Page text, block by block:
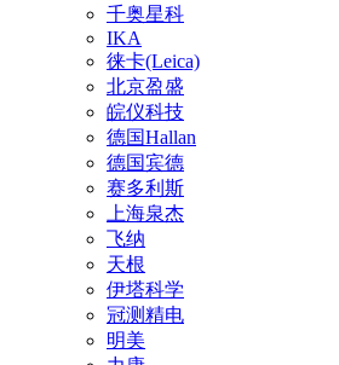
千奥星科
IKA
徕卡(Leica)
北京盈盛
皖仪科技
德国Hallan
德国宾德
赛多利斯
上海泉杰
飞纳
天根
伊塔科学
冠测精电
明美